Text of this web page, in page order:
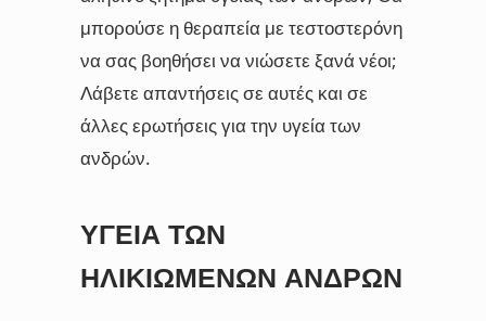
μπορούσε η θεραπεία με τεστοστερόνη
να σας βοηθήσει να νιώσετε ξανά νέοι;
Λάβετε απαντήσεις σε αυτές και σε
άλλες ερωτήσεις για την υγεία των
ανδρών.
ΥΓΕΊΑ ΤΩΝ
ΗΛΙΚΙΩΜΈΝΩΝ ΑΝΔΡΏΝ